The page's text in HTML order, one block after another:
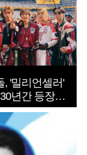
, '밀리언셀러'
년간 등장
수조사